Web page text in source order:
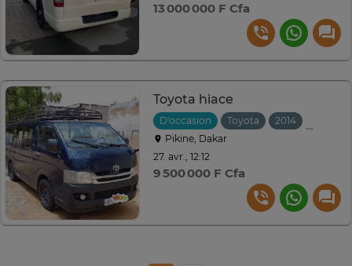
13 000 000 F Cfa
Toyota hiace
D'occasion Toyota 2014
Pikine, Dakar
27. avr., 12:12
9 500 000 F Cfa